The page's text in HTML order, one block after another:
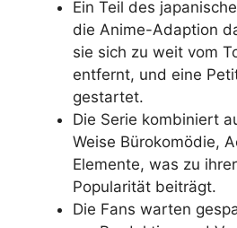
Ein Teil des
die Anime-Adaption
sie sich zu weit vom
entfernt, und eine
gestartet.
Die Serie kombiniert
Weise Bürokomödie,
Elemente, was zu
Popularität beiträgt.
Die Fans warten